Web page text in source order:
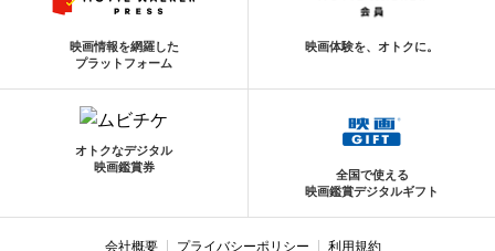
映画情報を網羅した
プラットフォーム
映画体験を、オトクに。
オトクなデジタル
映画鑑賞券
全国で使える
映画鑑賞デジタルギフト
会社概要 プライバシーポリシー
利用規約